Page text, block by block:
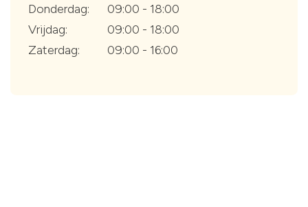
Donderdag:
09:00 - 18:00
Vrijdag:
09:00 - 18:00
Zaterdag:
09:00 - 16:00